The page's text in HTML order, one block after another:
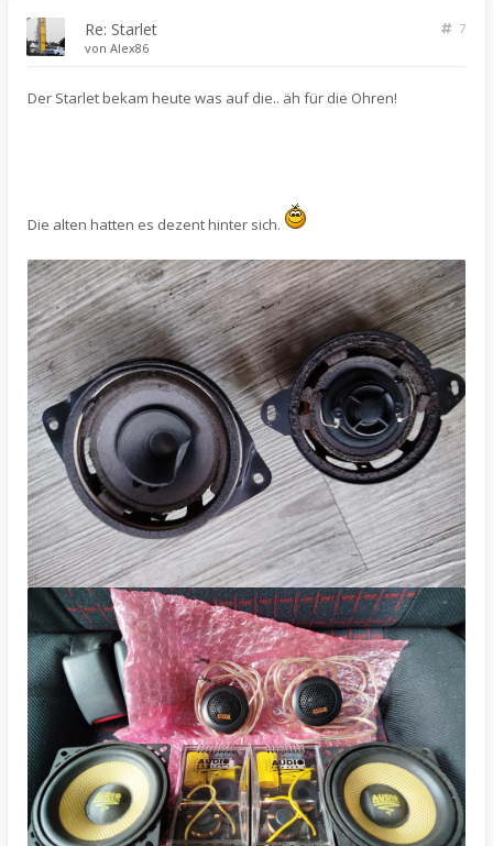
Re: Starlet
7
von Alex86
Der Starlet bekam heute was auf die.. äh für die Ohren!
Die alten hatten es dezent hinter sich.